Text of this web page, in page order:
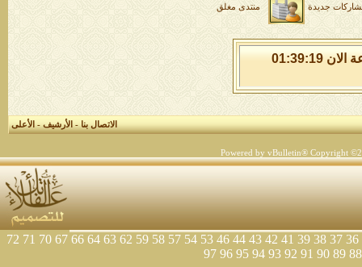
جديدة منتدى مغلق
السبت 8 من اغسطس 2026 , الساعة الان 01:39:20
الاتصال بنا-الأرشيف-الأعلى
Powered by vBulletin® Copyright
36
37
38
39
41
42
43
44
46
53
54
57
58
59
62
63
64
66
67
70
71
72
88
89
90
91
92
93
94
95
96
97